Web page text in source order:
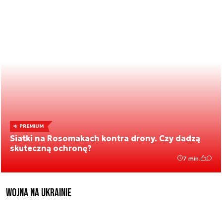
PREMIUM
Siatki na Rosomakach kontra drony. Czy dadzą
skuteczną ochronę?
7 min.
Wojna na Ukrainie